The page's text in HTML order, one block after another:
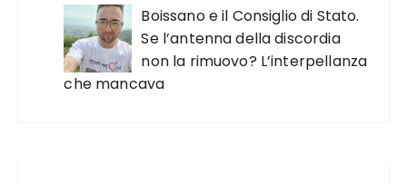
Boissano e il Consiglio di Stato.
Se l’antenna della discordia
non la rimuovo? L’interpellanza
che mancava